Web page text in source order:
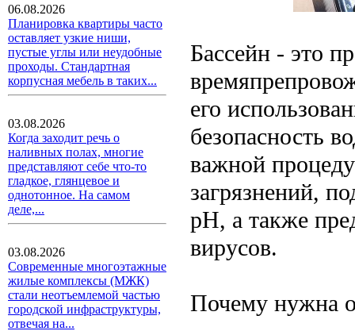
06.08.2026
Планировка квартиры часто
оставляет узкие ниши,
пустые углы или неудобные
проходы. Стандартная
корпусная мебель в таких...
03.08.2026
Когда заходит речь о
наливных полах, многие
представляют себе что-то
гладкое, глянцевое и
однотонное. На самом
деле,...
03.08.2026
Современные многоэтажные
жилые комплексы (МЖК)
стали неотъемлемой частью
городской инфраструктуры,
отвечая на...
Бассейн - это
его
безопасность
важной
загрязнений,
pH, а также
вирусов.
Почему нужна